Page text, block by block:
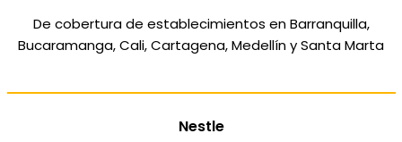
De cobertura de establecimientos en Barranquilla,
Bucaramanga, Cali, Cartagena, Medellín y Santa Marta
Nestle